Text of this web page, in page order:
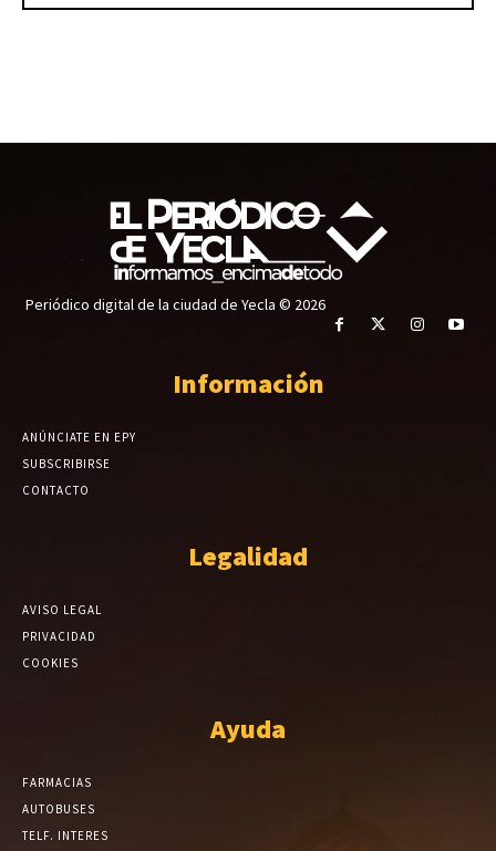
Periódico digital de la ciudad de Yecla © 2026
Información
ANÚNCIATE EN EPY
SUBSCRIBIRSE
CONTACTO
Legalidad
AVISO LEGAL
PRIVACIDAD
COOKIES
Ayuda
FARMACIAS
AUTOBUSES
TELF. INTERES